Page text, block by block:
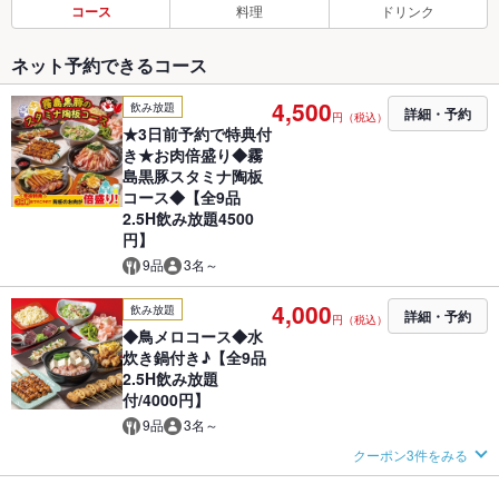
コース 料理 ドリンク
ネット予約できるコース
飲み放題
★3日前予約で特典付
き★お肉倍盛り◆霧
島黒豚スタミナ陶板
コース◆【全9品
2.5H飲み放題4500
円】
9品 3名～
4,500円（税込） 詳細・予約
飲み放題
◆鳥メロコース◆水
炊き鍋付き♪【全9品
2.5H飲み放題
付/4000円】
9品 3名～
4,000円（税込） 詳細・予約
クーポン3件をみる